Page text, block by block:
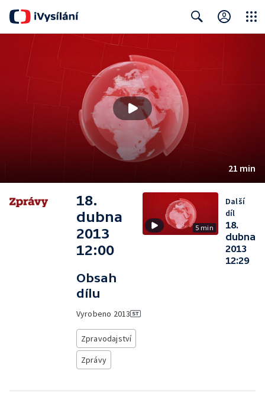
21 min
18.
dubna
2013
12:00
Obsah
dílu
Vyrobeno 2013
Zpravodajství
Zprávy
5 min
Další
díl
18.
dubna
2013
12:29